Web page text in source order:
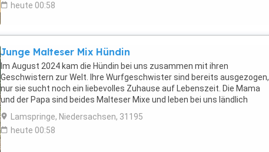
heute 00:58
Junge Malteser Mix Hündin
Im August 2024 kam die Hündin bei uns zusammen mit ihren
Geschwistern zur Welt. Ihre Wurfgeschwister sind bereits ausgezogen,
nur sie sucht noch ein liebevolles Zuhause auf Lebenszeit. Die Mama
und der Papa sind beides Malteser Mixe und leben bei uns ländlich
gelegen im Haus mit Garten. Die Hündin ist ...
Lamspringe, Niedersachsen, 31195
heute 00:58